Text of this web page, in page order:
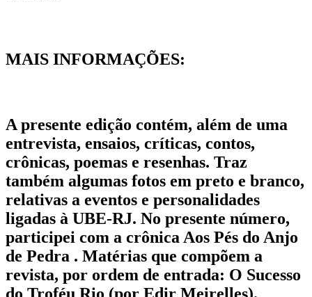
MAIS INFORMAÇÕES:
A presente edição contém, além de uma
entrevista, ensaios, críticas, contos,
crônicas, poemas e resenhas. Traz
também algumas fotos em preto e branco,
relativas a eventos e personalidades
ligadas à UBE-RJ. No presente número,
participei com a crônica Aos Pés do Anjo
de Pedra . Matérias que compõem a
revista, por ordem de entrada: O Sucesso
do Troféu Rio (por Edir Meirelles).